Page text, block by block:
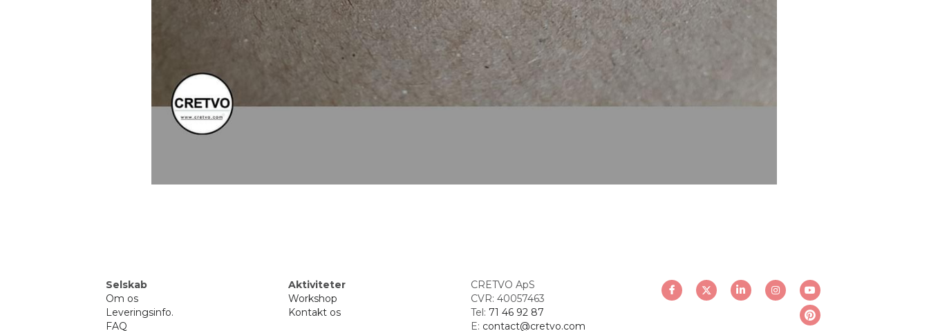
Selskab
Om os
Leveringsinfo.
FAQ
Aktiviteter
Workshop
Kontakt os
CRETVO ApS
CVR: 40057463
Tel: 71 46 92 87
E: contact@cretvo.com